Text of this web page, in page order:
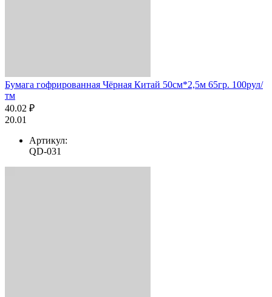
Бумага гофрированная Чёрная Китай 50см*2,5м 65гр. 100рул/
тм
40.02 ₽
20.01
Артикул:
QD-031